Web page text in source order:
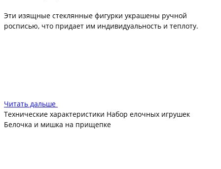
Эти изящные стеклянные фигурки украшены ручной
росписью, что придает им индивидуальность и теплоту.
Читать дальше
Технические характеристики Набор елочных игрушек
Белочка и мишка на прищепке